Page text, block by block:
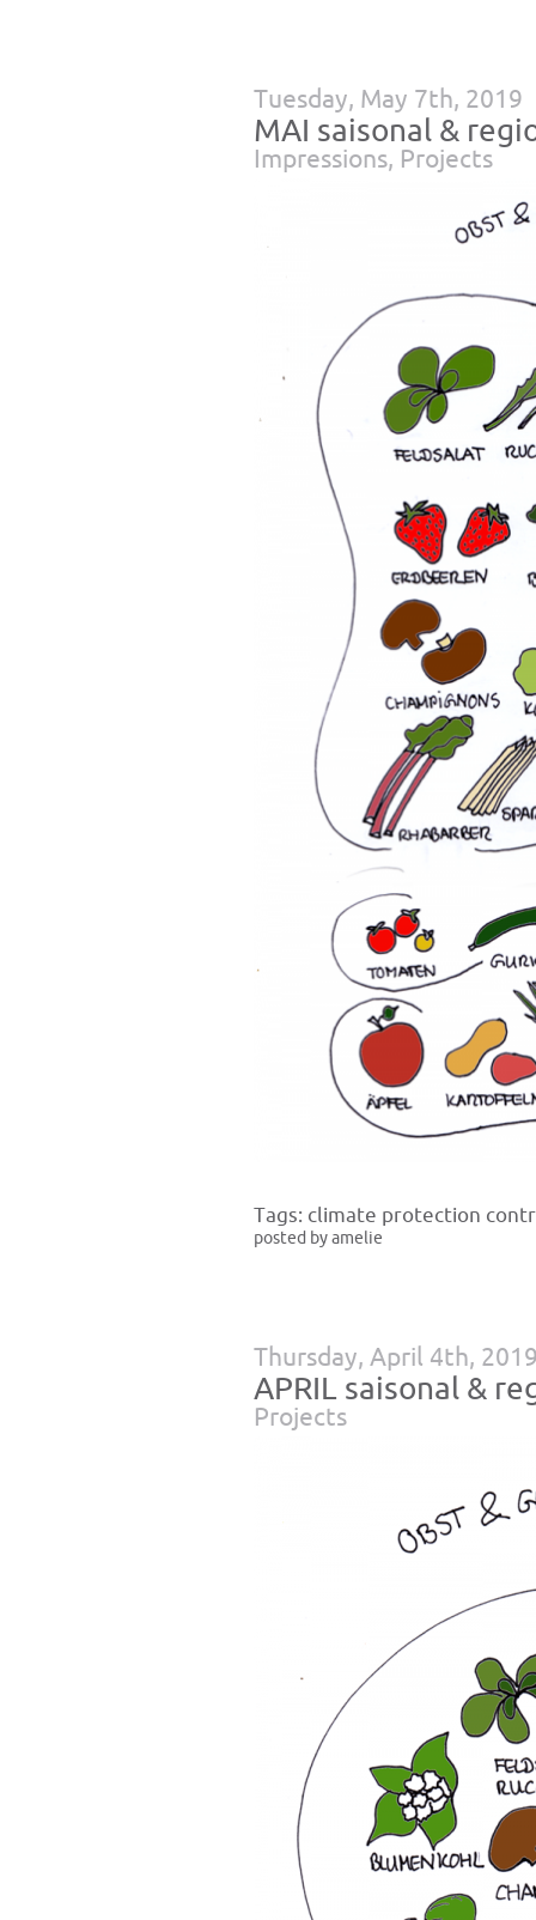
Tuesday, May 7th, 2019
MAI saisonal &
Impressions, Projects
Tags: climate protection
posted by amelie
Thursday, April 4th,
APRIL saisonal &
Projects